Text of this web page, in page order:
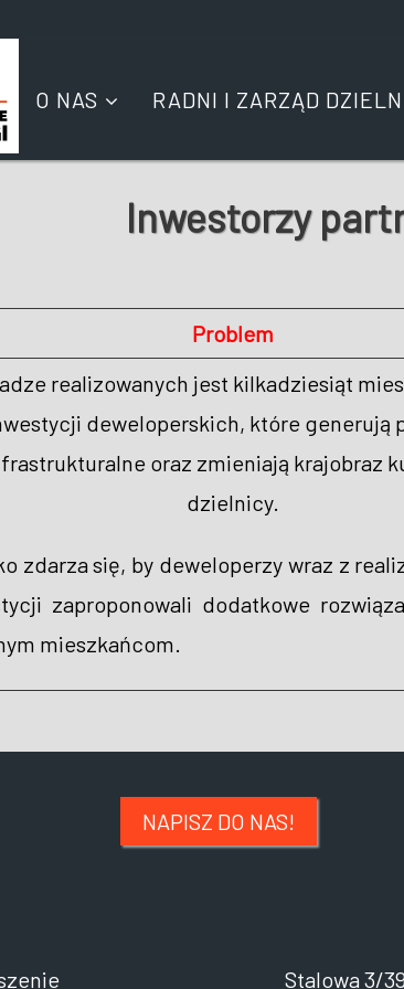
O NAS RADNI I ZARZĄD
Inwestorzy
Problem
realizowanych jest kilkadziesiąt
deweloperskich, które generują
oraz zmieniają krajobraz
dzielnicy.
zdarza się, by deweloperzy wraz z
zaproponowali dodatkowe
mieszkańcom.
NAPISZ DO NAS!
Stalowa 3/39